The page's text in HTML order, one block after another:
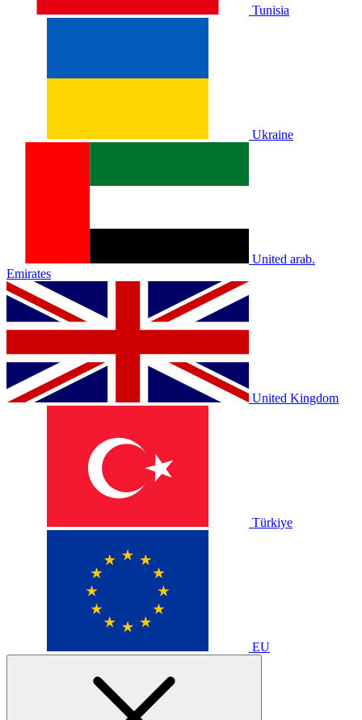
Tunisia
Ukraine
United arab.
Emirates
United Kingdom
Türkiye
EU